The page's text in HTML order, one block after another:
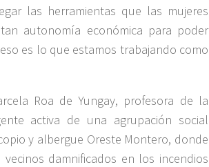
las herramientas que las mujeres
autonomía económica para poder
es lo que estamos trabajando como
Roa de Yungay, profesora de la
activa de una agrupación social
y albergue Oreste Montero, donde
damnificados en los incendios